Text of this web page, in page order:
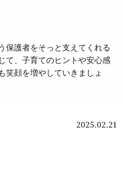
保護者をそっと支えてくれる
て、子育てのヒントや安心感
笑顔を増やしていきましょ
2025.02.21